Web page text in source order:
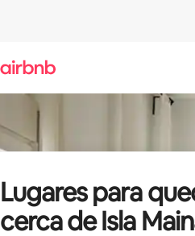
Lugares para
cerca de Isla